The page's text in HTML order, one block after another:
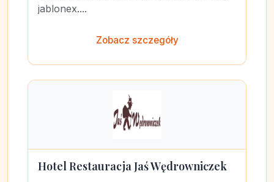
jablonex....
Zobacz szczegóły
Hotel Restauracja Jaś Wędrowniczek